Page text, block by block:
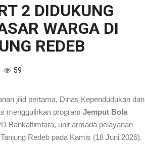
2 DIDUKUNG
WARGA DI
REDEB
59
jilid pertama, Dinas Kependudukan dan
menggulirkan program Jemput Bola
Bankaltimtara, unit armada pelayanan
Redeb pada Kamis (18 Juni 2026).